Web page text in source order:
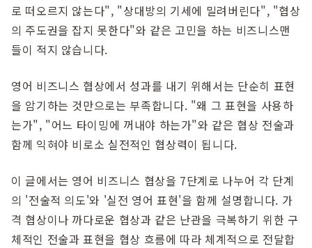
로 떠오르지 않는다", "상대방의 기세에 밀려버린다", "협상
의 주도권을 잡지 못한다"와 같은 고민을 하는 비즈니스맨
들이 적지 않습니다.
영어 비즈니스 협상에서 성과를 내기 위해서는 단순히 표현
을 암기하는 것만으로는 부족합니다. "왜 그 표현을 사용하
는가", "어느 타이밍에 꺼내야 하는가"와 같은 협상 전술과
함께 익혀야 비로소 실전적인 협상력이 됩니다.
이 글에서는 영어 비즈니스 협상을 7단계로 나누어 각 단계
의 '전술적 의도'와 '실전 영어 표현'을 함께 설명합니다. 가
격 협상이나 까다로운 협상과 같은 난관을 극복하기 위한 구
체적인 전술과 표현을 협상 흐름에 따라 체계적으로 전달합